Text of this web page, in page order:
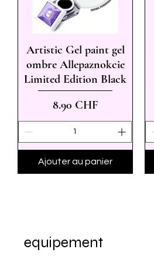
Aperçu rapide
Artistic Gel paint gel
ombre Allepaznokcie
Limited Edition Black
Prix
8.90 CHF
Ajouter au panier
equipement